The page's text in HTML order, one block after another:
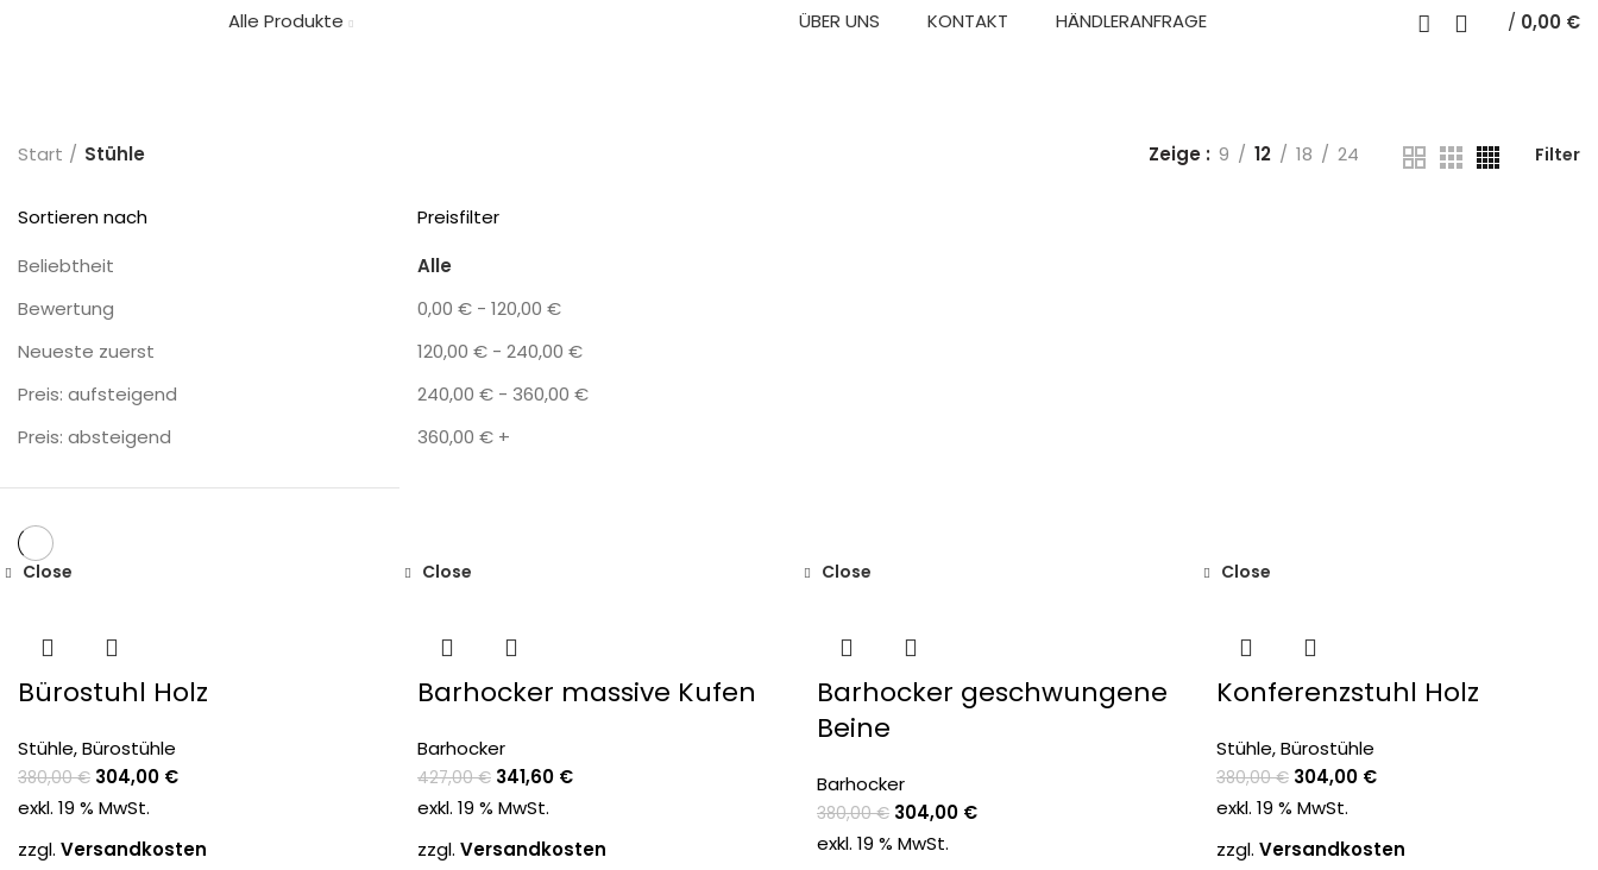
Alle Produkte ÜBER UNS KONTAKT HÄNDLERANFRAGE / 0,00 €
Start Stühle Zeige 9 12 18 24 Filter
Sortieren nach
Beliebtheit
Bewertung
Neueste zuerst
Preis: aufsteigend
Preis: absteigend
Preisfilter
Alle
0,00 € - 120,00 €
120,00 € - 240,00 €
240,00 € - 360,00 €
360,00 € +
Close
Bürostuhl Holz
Stühle,Bürostühle
380,00€ 304,00 €
exkl. 19 % MwSt.
zzgl. Versandkosten
Close
Barhocker massive Kufen
Barhocker
427,00€ 341,60 €
exkl. 19 % MwSt.
zzgl. Versandkosten
Close
Barhocker geschwungene
Beine
Barhocker
380,00€ 304,00 €
exkl. 19 % MwSt.
Close
Konferenzstuhl Holz
Stühle,Bürostühle
380,00€ 304,00 €
exkl. 19 % MwSt.
zzgl. Versandkosten